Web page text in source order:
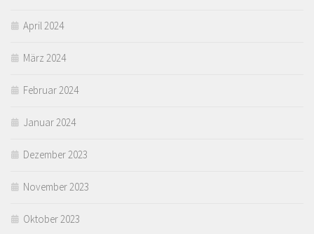
April 2024
März 2024
Februar 2024
Januar 2024
Dezember 2023
November 2023
Oktober 2023